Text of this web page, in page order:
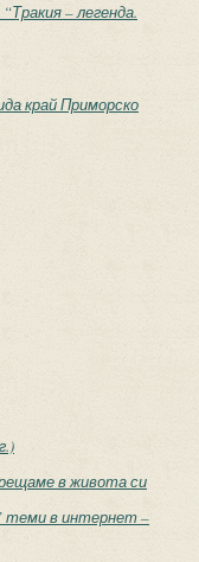
– легенда.
край Приморско
в живота си
теми в интернет –